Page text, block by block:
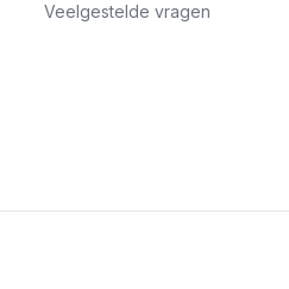
Veelgestelde vragen